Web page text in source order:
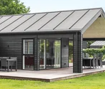
Hvide Sande
i Henne Strand
i Ho
i Houstrup
i Houvig